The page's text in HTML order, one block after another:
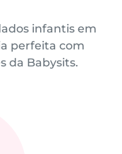
infantis em
perfeita com
da Babysits.